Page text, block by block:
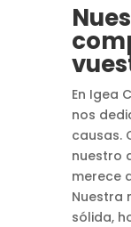
En Igea
nos
causas.
nuestro
merece
Nuestra
sólida,